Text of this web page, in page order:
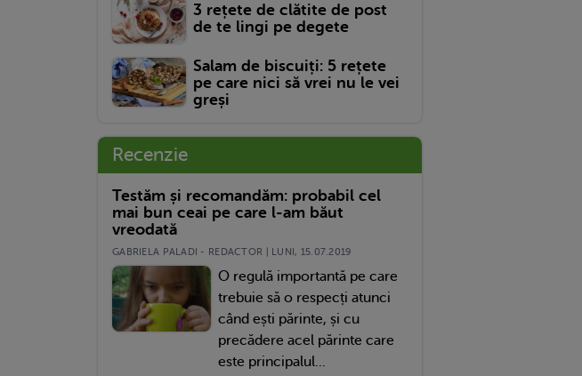
3 rețete de clătite de post
de te lingi pe degete
Salam de biscuiți: 5 rețete
pe care nici să vrei nu le vei
greși
Recenzie
Testăm și recomandăm: probabil cel
mai bun ceai pe care l-am băut
vreodată
GABRIELA PALADI - REDACTOR | LUNI, 15.07.2019
O regulă importantă pe care
trebuie să o respecți atunci
când ești părinte, și cu
precădere acel părinte care
este principalul...